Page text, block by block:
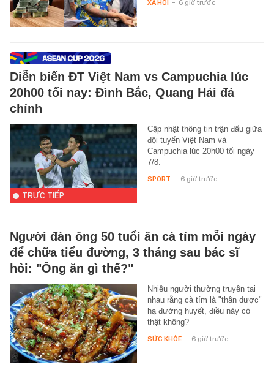
XÃ HỘI - 6 giờ trước
Diễn biến ĐT Việt Nam vs Campuchia lúc
20h00 tối nay: Đình Bắc, Quang Hải đá
chính
TRỰC TIẾP
Cập nhật thông tin trận đấu giữa
đội tuyển Việt Nam và
Campuchia lúc 20h00 tối ngày
7/8.
SPORT - 6 giờ trước
Người đàn ông 50 tuổi ăn cà tím mỗi ngày
để chữa tiểu đường, 3 tháng sau bác sĩ
hỏi: "Ông ăn gì thế?"
Nhiều người thường truyền tai
nhau rằng cà tím là "thần dược"
hạ đường huyết, điều này có
thật không?
SỨC KHỎE - 6 giờ trước